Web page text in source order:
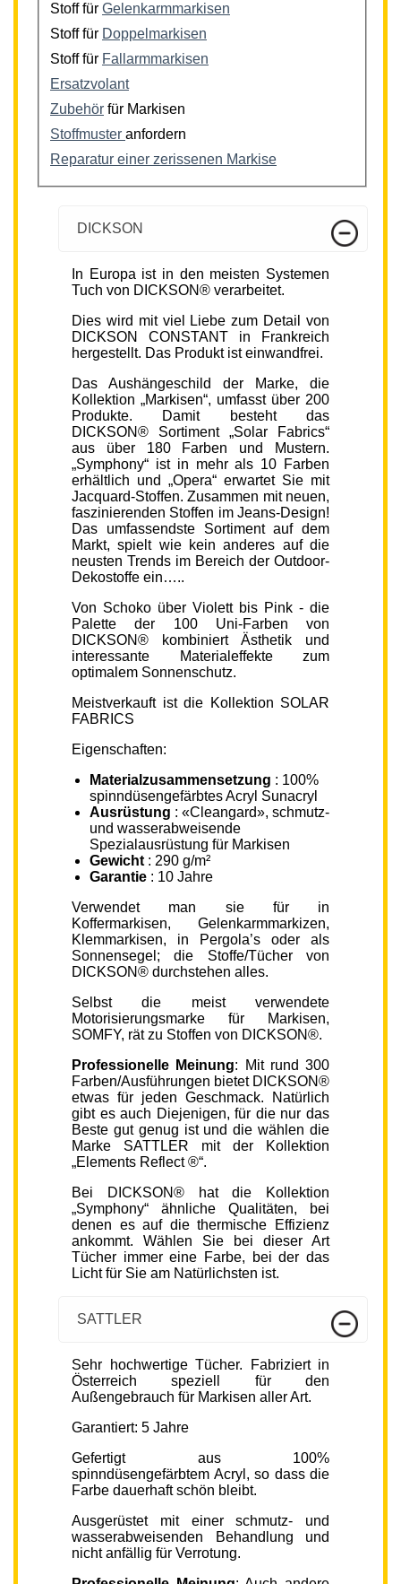
Stoff für Gelenkarmmarkisen
Stoff für Doppelmarkisen
Stoff für Fallarmmarkisen
Ersatzvolant
Zubehör für Markisen
Stoffmuster anfordern
Reparatur einer zerissenen Markise
DICKSON
In Europa ist in den meisten Systemen
Tuch von DICKSON® verarbeitet.
Dies wird mit viel Liebe zum Detail von
DICKSON CONSTANT in Frankreich
hergestellt. Das Produkt ist einwandfrei.
Das Aushängeschild der Marke, die
Kollektion „Markisen“, umfasst über 200
Produkte. Damit besteht das
DICKSON® Sortiment „Solar Fabrics“
aus über 180 Farben und Mustern.
„Symphony“ ist in mehr als 10 Farben
erhältlich und „Opera“ erwartet Sie mit
Jacquard-Stoffen. Zusammen mit neuen,
faszinierenden Stoffen im Jeans-Design!
Das umfassendste Sortiment auf dem
Markt, spielt wie kein anderes auf die
neusten Trends im Bereich der Outdoor-
Dekostoffe ein…..
Von Schoko über Violett bis Pink - die
Palette der 100 Uni-Farben von
DICKSON® kombiniert Ästhetik und
interessante Materialeffekte zum
optimalem Sonnenschutz.
Meistverkauft ist die Kollektion SOLAR
FABRICS
Eigenschaften:
Materialzusammensetzung : 100%
spinndüsengefärbtes Acryl Sunacryl
Ausrüstung : «Cleangard», schmutz-
und wasserabweisende
Spezialausrüstung für Markisen
Gewicht : 290 g/m²
Garantie : 10 Jahre
Verwendet man sie für in
Koffermarkisen, Gelenkarmmarkizen,
Klemmarkisen, in Pergola’s oder als
Sonnensegel; die Stoffe/Tücher von
DICKSON® durchstehen alles.
Selbst die meist verwendete
Motorisierungsmarke für Markisen,
SOMFY, rät zu Stoffen von DICKSON®.
Professionelle Meinung: Mit rund 300
Farben/Ausführungen bietet DICKSON®
etwas für jeden Geschmack. Natürlich
gibt es auch Diejenigen, für die nur das
Beste gut genug ist und die wählen die
Marke SATTLER mit der Kollektion
„Elements Reflect ®“.
Bei DICKSON® hat die Kollektion
„Symphony“ ähnliche Qualitäten, bei
denen es auf die thermische Effizienz
ankommt. Wählen Sie bei dieser Art
Tücher immer eine Farbe, bei der das
Licht für Sie am Natürlichsten ist.
SATTLER
Sehr hochwertige Tücher. Fabriziert in
Österreich speziell für den
Außengebrauch für Markisen aller Art.
Garantiert: 5 Jahre
Gefertigt aus 100%
spinndüsengefärbtem Acryl, so dass die
Farbe dauerhaft schön bleibt.
Ausgerüstet mit einer schmutz- und
wasserabweisenden Behandlung und
nicht anfällig für Verrotung.